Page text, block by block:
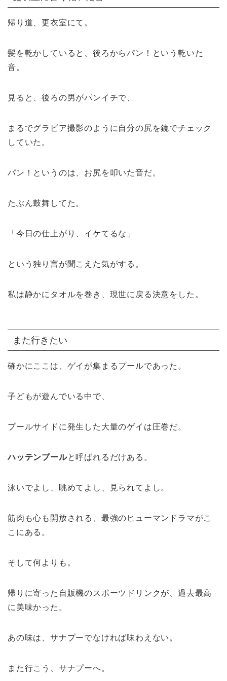
帰り道、更衣室にて。
髪を乾かしていると、後ろからパン！という乾いた
音。
見ると、後ろの男がパンイチで、
まるでグラビア撮影のように自分の尻を鏡でチェック
していた。
パン！というのは、お尻を叩いた音だ。
たぶん鼓舞してた。
「今日の仕上がり、イケてるな」
という独り言が聞こえた気がする。
私は静かにタオルを巻き、現世に戻る決意をした。
また行きたい
確かにここは、ゲイが集まるプールであった。
子どもが遊んでいる中で、
プールサイドに発生した大量のゲイは圧巻だ。
ハッテンプールと呼ばれるだけある。
泳いでよし、眺めてよし、見られてよし。
筋肉も心も開放される、最強のヒューマンドラマがこ
こにある。
そして何よりも。
帰りに寄った自販機のスポーツドリンクが、過去最高
に美味かった。
あの味は、サナプーでなければ味わえない。
また行こう、サナプーへ。